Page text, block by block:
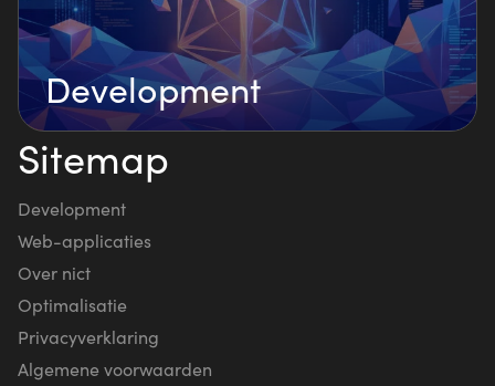
Development
Sitemap
Development
Web-applicaties
Over nict
Optimalisatie
Privacyverklaring
Algemene voorwaarden